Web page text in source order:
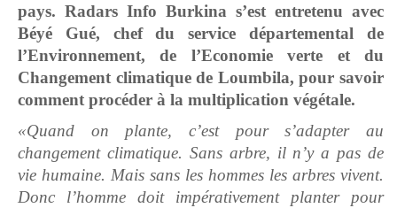
pays. Radars Info Burkina s’est entretenu avec
Béyé Gué, chef du service départemental de
l’Environnement, de l’Economie verte et du
Changement climatique de Loumbila, pour savoir
comment procéder à la multiplication végétale.
«Quand on plante, c’est pour s’adapter au
changement climatique. Sans arbre, il n’y a pas de
vie humaine. Mais sans les hommes les arbres vivent.
Donc l’homme doit impérativement planter pour